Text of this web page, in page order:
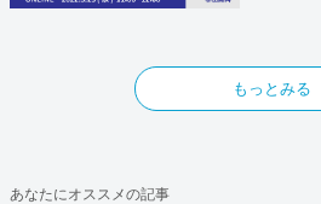
もっとみる
あなたにオススメの記事